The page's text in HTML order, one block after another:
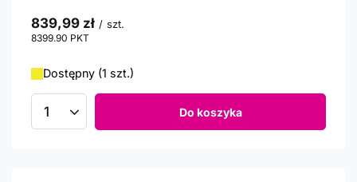
839,99 zł / szt.
8399.90 PKT
Dostępny (1 szt.)
Ilość produktów Do koszyka